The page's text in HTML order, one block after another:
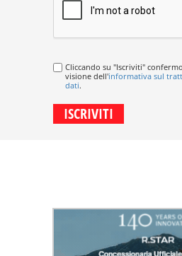
Cliccando su "Iscriviti"
visione dell'informativa sul
dati.